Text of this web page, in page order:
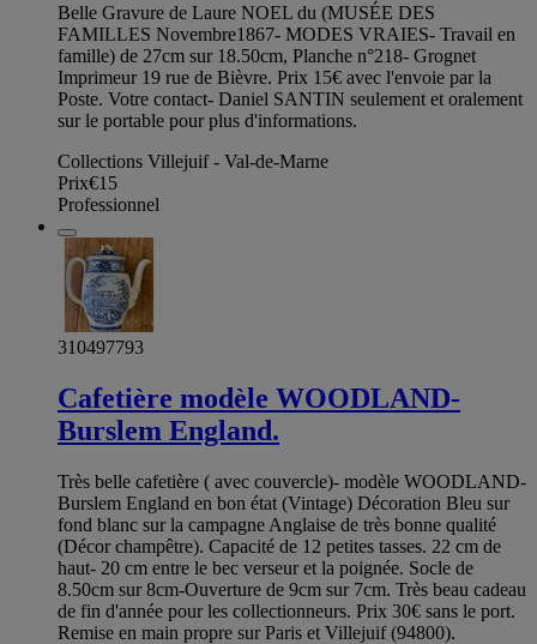
Belle Gravure de Laure NOEL du (MUSÉE DES
FAMILLES Novembre1867- MODES VRAIES- Travail en
famille) de 27cm sur 18.50cm, Planche n°218- Grognet
Imprimeur 19 rue de Bièvre. Prix 15€ avec l'envoie par la
Poste. Votre contact- Daniel SANTIN seulement et oralement
sur le portable pour plus d'informations.
Collections Villejuif - Val-de-Marne
Prix€15
Professionnel
310497793
Cafetière modèle WOODLAND-
Burslem England.
Très belle cafetière ( avec couvercle)- modèle WOODLAND-
Burslem England en bon état (Vintage) Décoration Bleu sur
fond blanc sur la campagne Anglaise de très bonne qualité
(Décor champêtre). Capacité de 12 petites tasses. 22 cm de
haut- 20 cm entre le bec verseur et la poignée. Socle de
8.50cm sur 8cm-Ouverture de 9cm sur 7cm. Très beau cadeau
de fin d'année pour les collectionneurs. Prix 30€ sans le port.
Remise en main propre sur Paris et Villejuif (94800).